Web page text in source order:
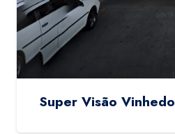
Super Visão Vinhedo